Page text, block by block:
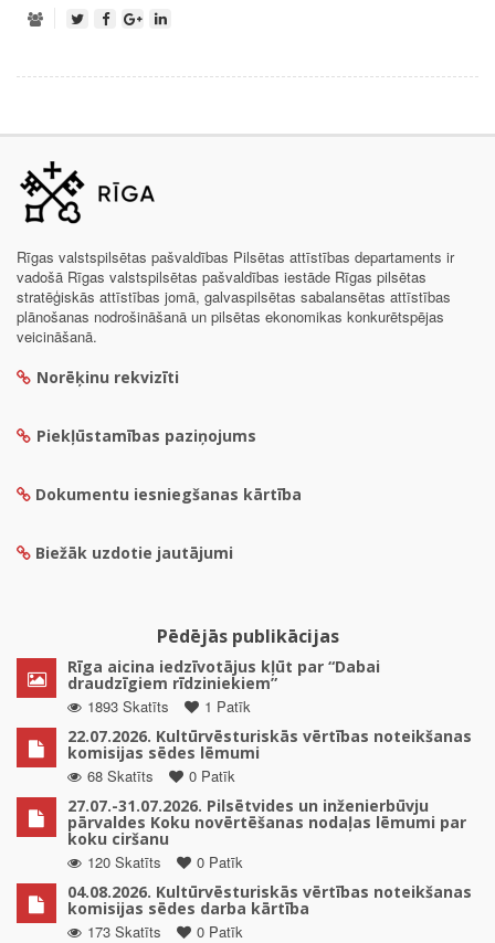
Rīgas valstspilsētas pašvaldības Pilsētas attīstības departaments ir
vadošā Rīgas valstspilsētas pašvaldības iestāde Rīgas pilsētas
stratēģiskās attīstības jomā, galvaspilsētas sabalansētas attīstības
plānošanas nodrošināšanā un pilsētas ekonomikas konkurētspējas
veicināšanā.
Norēķinu rekvizīti
Piekļūstamības paziņojums
Dokumentu iesniegšanas kārtība
Biežāk uzdotie jautājumi
Pēdējās publikācijas
Rīga aicina iedzīvotājus kļūt par “Dabai
draudzīgiem rīdziniekiem”
1893 Skatīts
1 Patīk
22.07.2026. Kultūrvēsturiskās vērtības noteikšanas
komisijas sēdes lēmumi
68 Skatīts
0 Patīk
27.07.-31.07.2026. Pilsētvides un inženierbūvju
pārvaldes Koku novērtēšanas nodaļas lēmumi par
koku ciršanu
120 Skatīts
0 Patīk
04.08.2026. Kultūrvēsturiskās vērtības noteikšanas
komisijas sēdes darba kārtība
173 Skatīts
0 Patīk